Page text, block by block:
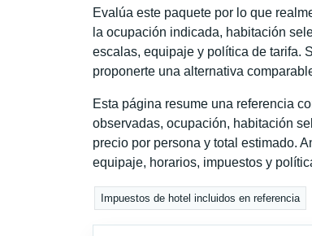
Evalúa este paquete por lo que
la ocupación indicada, habitación
escalas, equipaje y política de tarifa.
proponerte una alternativa
Esta página resume una referencia
observadas, ocupación, habitación
precio por persona y total estimado.
equipaje, horarios, impuestos y
Impuestos de hotel incluidos en referencia